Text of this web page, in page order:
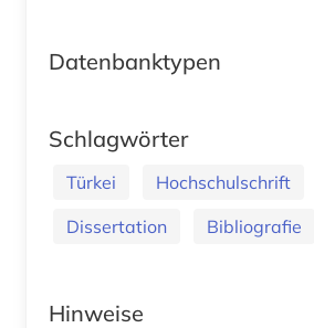
Datenbanktypen
Schlagwörter
Türkei
Hochschulschrift
Dissertation
Bibliografie
Hinweise